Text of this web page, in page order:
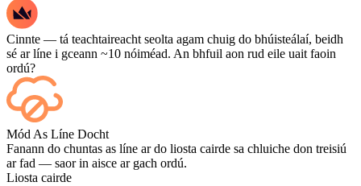
Cinnte — tá teachtaireacht seolta agam chuig do bhúisteálaí, beidh
sé ar líne i gceann ~10 nóiméad. An bhfuil aon rud eile uait faoin
ordú?
Sea — taispeántar gach cluiche ar do dheais de réir mar a
chríochnaíonn sé, agus más mian leat féachaint ar na cluichí iad féin,
cuir Streaming leis ag an tseiceáil amach.
Mód As Líne Docht
Fanann do chuntas as líne ar do liosta cairde sa chluiche don treisiú
ar fad — saor in aisce ar gach ordú.
Liosta cairde